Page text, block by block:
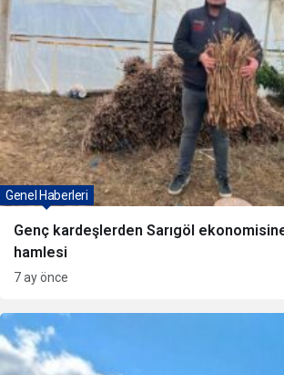
Genç kardeşlerden Sarıgöl
hamlesi
Genel Haberleri
7 ay önce